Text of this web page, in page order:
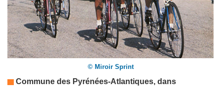
© Miroir Sprint
Commune des Pyrénées-Atlantiques, dans